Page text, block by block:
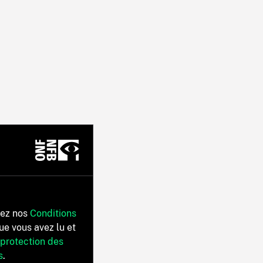
nos Conditions
vous avez lu et
des
.